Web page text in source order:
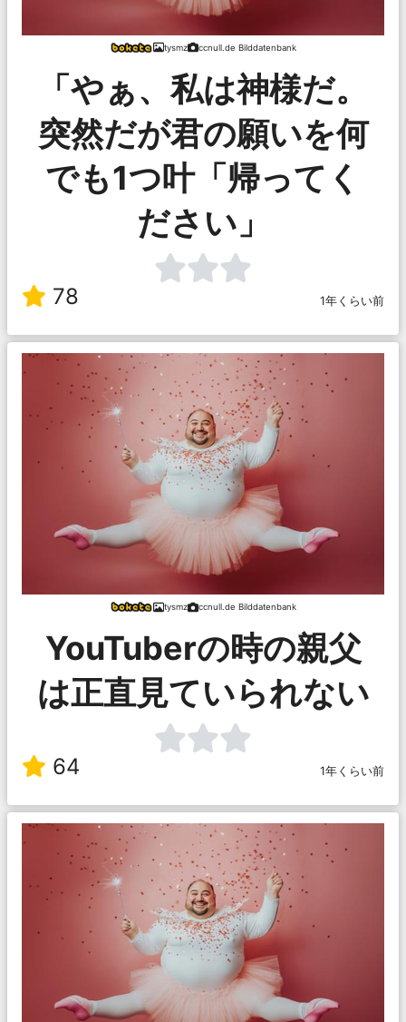
tysmz ccnull.de Bilddatenbank
「やぁ、私は神様だ。
突然だが君の願いを何
でも1つ叶「帰ってく
ださい」
78 1年くらい前
tysmz ccnull.de Bilddatenbank
YouTuberの時の親父
は正直見ていられない
64 1年くらい前